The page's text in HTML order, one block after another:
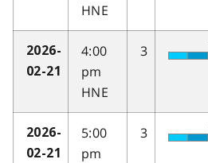
HNE
2026-
02-21
4:00
pm
HNE
3
2026-
02-21
5:00
pm
3